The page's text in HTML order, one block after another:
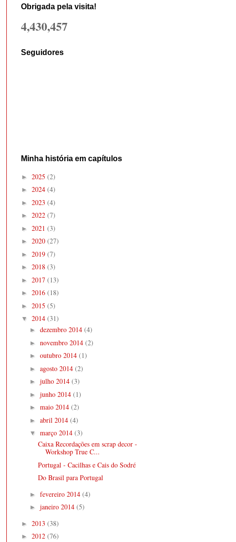
Obrigada pela visita!
4,430,457
Seguidores
Minha história em capítulos
► 2025 (2)
► 2024 (4)
► 2023 (4)
► 2022 (7)
► 2021 (3)
► 2020 (27)
► 2019 (7)
► 2018 (3)
► 2017 (13)
► 2016 (18)
► 2015 (5)
▼ 2014 (31)
► dezembro 2014 (4)
► novembro 2014 (2)
► outubro 2014 (1)
► agosto 2014 (2)
► julho 2014 (3)
► junho 2014 (1)
► maio 2014 (2)
► abril 2014 (4)
▼ março 2014 (3)
Caixa Recordações em scrap decor -
Workshop True C...
Portugal - Cacilhas e Cais do Sodré
Do Brasil para Portugal
► fevereiro 2014 (4)
► janeiro 2014 (5)
► 2013 (38)
► 2012 (76)